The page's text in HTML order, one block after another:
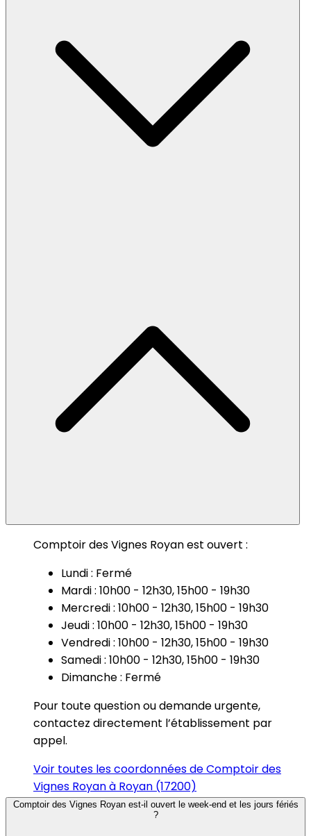
Comptoir des Vignes Royan est ouvert :
Lundi : Fermé
Mardi : 10h00 - 12h30, 15h00 - 19h30
Mercredi : 10h00 - 12h30, 15h00 - 19h30
Jeudi : 10h00 - 12h30, 15h00 - 19h30
Vendredi : 10h00 - 12h30, 15h00 - 19h30
Samedi : 10h00 - 12h30, 15h00 - 19h30
Dimanche : Fermé
Pour toute question ou demande urgente,
contactez directement l’établissement par
appel.
Voir toutes les coordonnées de Comptoir des
Vignes Royan à Royan (17200)
Comptoir des Vignes Royan est-il ouvert le week-end et les jours fériés
?